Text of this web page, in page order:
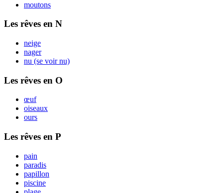
moutons
Les rêves en N
neige
nager
nu (se voir nu)
Les rêves en O
œuf
oiseaux
ours
Les rêves en P
pain
paradis
papillon
piscine